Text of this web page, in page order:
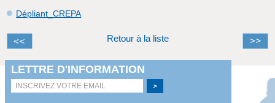
Dépliant_CREPA
Retour à la liste